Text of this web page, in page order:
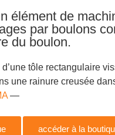
élément de
par boulons
du boulon.
tôle rectangulaire
une rainure creusée
—
accéder à la